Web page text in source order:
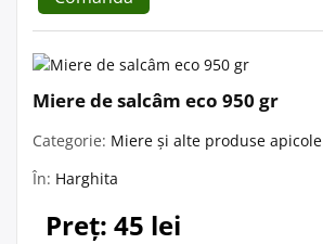
Miere de salcâm eco 950 gr
Categorie: Miere și alte produse apicole
În: Harghita
Preț: 45 lei